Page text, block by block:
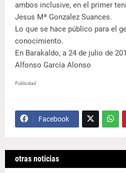
ambos inclusive, en el primer
Jesus Mª Gonzalez Suances.
Lo que se hace público para el
conocimiento.
En Barakaldo, a 24 de julio de
Alfonso García Alonso
Publicidad
Facebook
otras noticias